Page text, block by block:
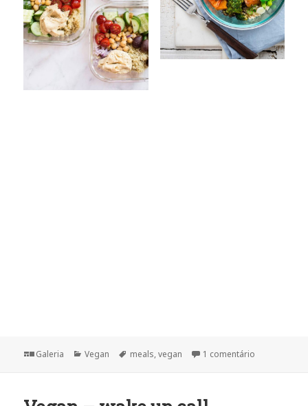
Formato
Galeria Categorias
Vegan Etiquetas
meals,vegan 1 comentário